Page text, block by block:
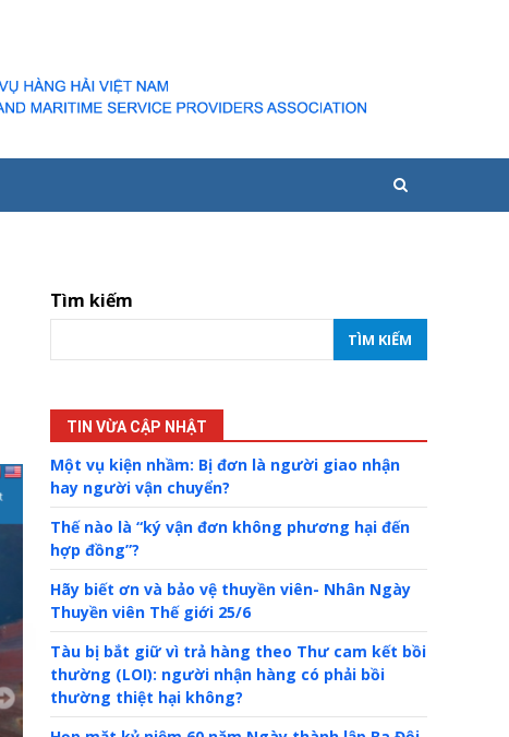
Tìm kiếm
TÌM KIẾM
TIN VỪA CẬP NHẬT
Một vụ kiện nhầm: Bị đơn là người giao nhận
hay người vận chuyển?
Thế nào là “ký vận đơn không phương hại đến
hợp đồng”?
Hãy biết ơn và bảo vệ thuyền viên- Nhân Ngày
Thuyền viên Thế giới 25/6
Tàu bị bắt giữ vì trả hàng theo Thư cam kết bồi
thường (LOI): người nhận hàng có phải bồi
thường thiệt hại không?